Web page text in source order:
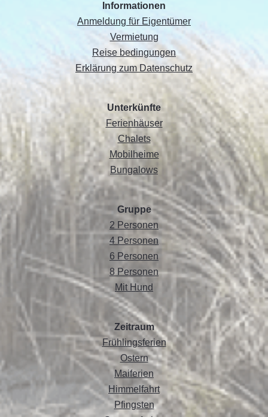
Informationen
Anmeldung für Eigentümer
Vermietung
Reise bedingungen
Erklärung zum Datenschutz
Unterkünfte
Ferienhäuser
Chalets
Mobilheime
Bungalows
Gruppe
2 Personen
4 Personen
6 Personen
8 Personen
Mit Hund
Zeitraum
Frühlingsferien
Ostern
Maiferien
Himmelfahrt
Pfingsten